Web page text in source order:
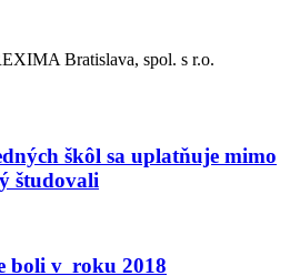
Bratislava, spol. s r.o.
škôl sa uplatňuje mimo
študovali
boli v roku 2018